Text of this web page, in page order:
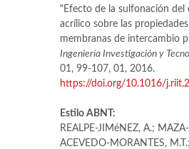
"Efecto de la sulfonación del
acrílico sobre las
membranas de intercambio
Ingeniería Investigación y
01, 99-107, 01, 2016.
https://doi.org/10.1016/
Estilo ABNT:
REALPE-JIMéNEZ, A.; MAZA-
ACEVEDO-MORANTES,